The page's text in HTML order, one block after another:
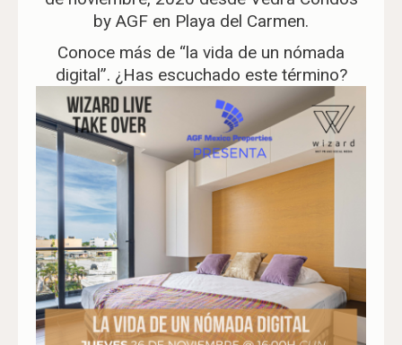
by AGF en Playa del Carmen.
Conoce más de “la vida de un nómada
digital”. ¿Has escuchado este término?